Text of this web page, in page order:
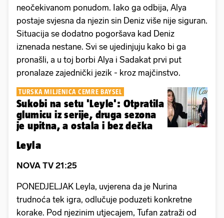
neočekivanom ponudom. Iako ga odbija, Alya
postaje svjesna da njezin sin Deniz više nije siguran.
Situacija se dodatno pogoršava kad Deniz
iznenada nestane. Svi se ujedinjuju kako bi ga
pronašli, a u toj borbi Alya i Sadakat prvi put
pronalaze zajednički jezik - kroz majčinstvo.
TURSKA MILJENICA CEMRE BAYSEL
Sukobi na setu 'Leyle': Otpratila
glumicu iz serije, druga sezona
je upitna, a ostala i bez dečka
Leyla
NOVA TV 21:25
PONEDJELJAK Leyla, uvjerena da je Nurina
trudnoća tek igra, odlučuje poduzeti konkretne
korake. Pod njezinim utjecajem, Tufan zatraži od